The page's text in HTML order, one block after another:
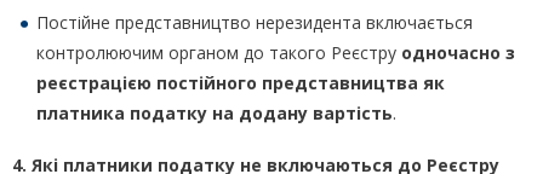
Постійне представництво нерезидента включається
контролюючим органом до такого Реєстру одночасно з
реєстрацією постійного представництва як
платника податку на додану вартість.
4. Які платники податку не включаються до Реєстру